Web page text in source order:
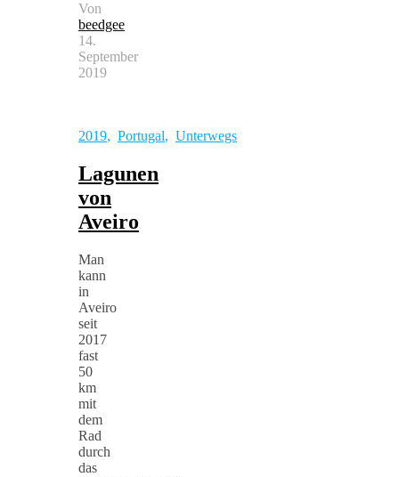
Von
beedgee
14.
September
2019
2019, Portugal, Unterwegs
Lagunen
von
Aveiro
Man
kann
in
Aveiro
seit
2017
fast
50
km
mit
dem
Rad
durch
das